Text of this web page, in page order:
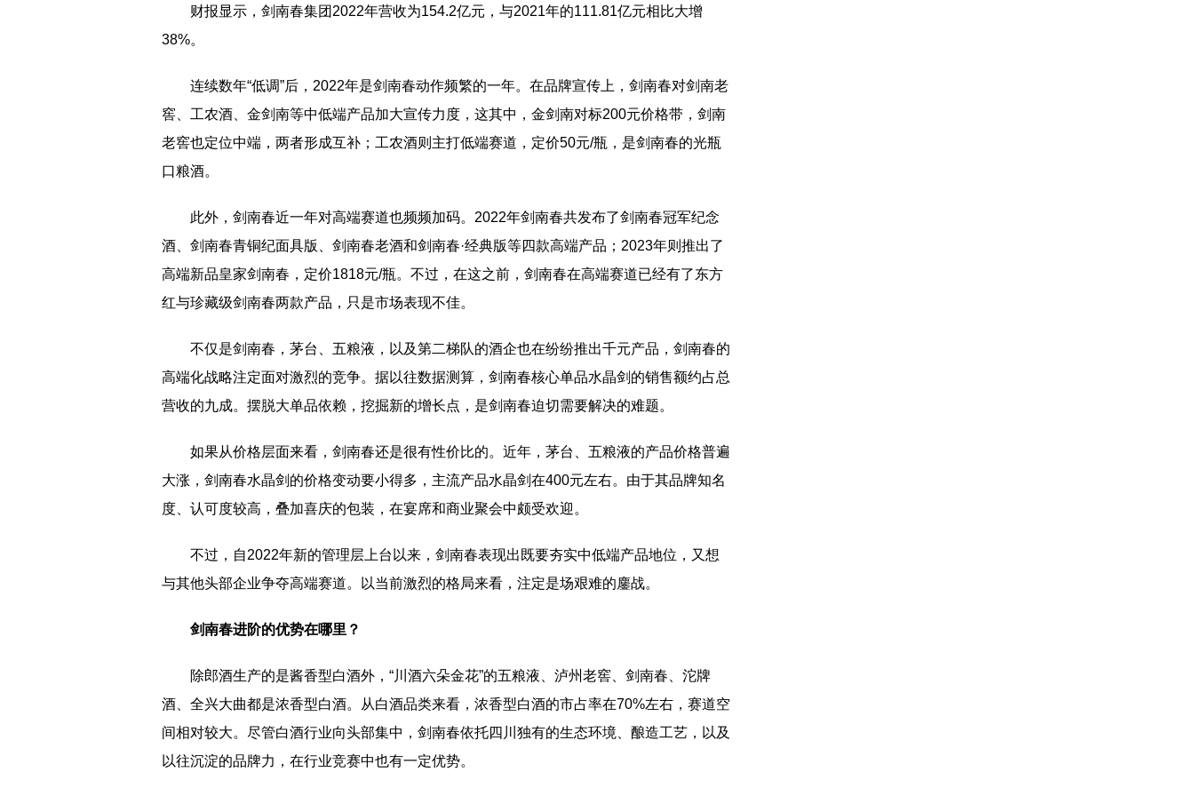
财报显示，剑南春集团2022年营收为154.2亿元，与2021年的111.81亿元相比大增
38%。
连续数年“低调”后，2022年是剑南春动作频繁的一年。在品牌宣传上，剑南春对剑南老
窖、工农酒、金剑南等中低端产品加大宣传力度，这其中，金剑南对标200元价格带，剑南
老窖也定位中端，两者形成互补；工农酒则主打低端赛道，定价50元/瓶，是剑南春的光瓶
口粮酒。
此外，剑南春近一年对高端赛道也频频加码。2022年剑南春共发布了剑南春冠军纪念
酒、剑南春青铜纪面具版、剑南春老酒和剑南春·经典版等四款高端产品；2023年则推出了
高端新品皇家剑南春，定价1818元/瓶。不过，在这之前，剑南春在高端赛道已经有了东方
红与珍藏级剑南春两款产品，只是市场表现不佳。
不仅是剑南春，茅台、五粮液，以及第二梯队的酒企也在纷纷推出千元产品，剑南春的
高端化战略注定面对激烈的竞争。据以往数据测算，剑南春核心单品水晶剑的销售额约占总
营收的九成。摆脱大单品依赖，挖掘新的增长点，是剑南春迫切需要解决的难题。
如果从价格层面来看，剑南春还是很有性价比的。近年，茅台、五粮液的产品价格普遍
大涨，剑南春水晶剑的价格变动要小得多，主流产品水晶剑在400元左右。由于其品牌知名
度、认可度较高，叠加喜庆的包装，在宴席和商业聚会中颇受欢迎。
不过，自2022年新的管理层上台以来，剑南春表现出既要夯实中低端产品地位，又想
与其他头部企业争夺高端赛道。以当前激烈的格局来看，注定是场艰难的鏖战。
剑南春进阶的优势在哪里？
除郎酒生产的是酱香型白酒外，“川酒六朵金花”的五粮液、泸州老窖、剑南春、沱牌
酒、全兴大曲都是浓香型白酒。从白酒品类来看，浓香型白酒的市占率在70%左右，赛道空
间相对较大。尽管白酒行业向头部集中，剑南春依托四川独有的生态环境、酿造工艺，以及
以往沉淀的品牌力，在行业竞赛中也有一定优势。